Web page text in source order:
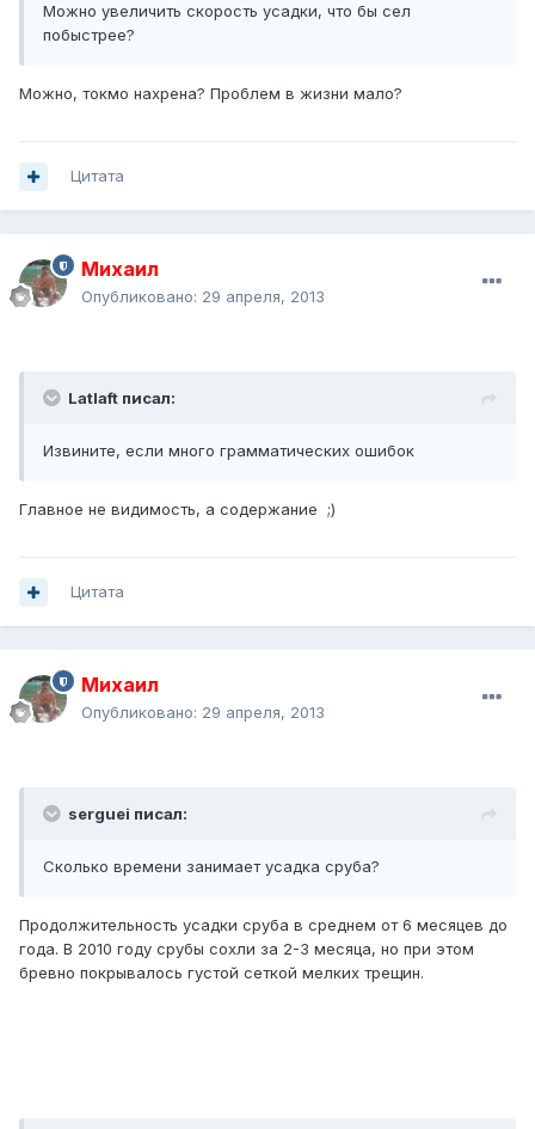
Можно увеличить скорость усадки, что бы сел
побыстрее?
Можно, токмо нахрена? Проблем в жизни мало?
Цитата
Михаил
Опубликовано: 29 апреля, 2013
Latlaft писал:
Извините, если много грамматических ошибок
Главное не видимость, а содержание ;)
Цитата
Михаил
Опубликовано: 29 апреля, 2013
serguei писал:
Сколько времени занимает усадка сруба?
Продолжительность усадки сруба в среднем от 6 месяцев до
года. В 2010 году срубы сохли за 2-3 месяца, но при этом
бревно покрывалось густой сеткой мелких трещин.